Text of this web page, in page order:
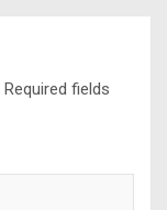
Required fields